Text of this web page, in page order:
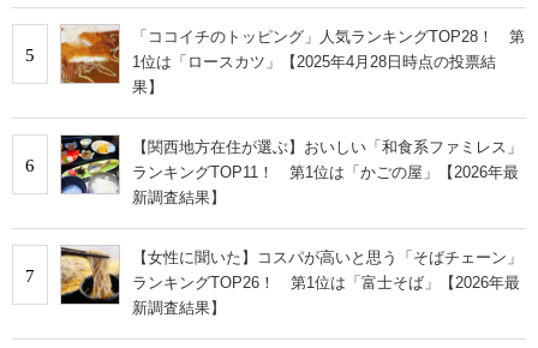
5
「ココイチのトッピング」人気ランキングTOP28！ 第
1位は「ロースカツ」【2025年4月28日時点の投票結
果】
6
【関西地方在住が選ぶ】おいしい「和食系ファミレス」
ランキングTOP11！ 第1位は「かごの屋」【2026年最
新調査結果】
7
【女性に聞いた】コスパが高いと思う「そばチェーン」
ランキングTOP26！ 第1位は「富士そば」【2026年最
新調査結果】